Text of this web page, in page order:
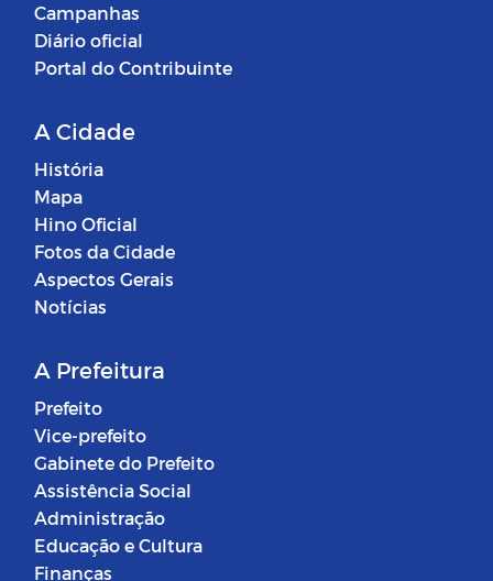
Campanhas
Diário oficial
Portal do Contribuinte
A Cidade
História
Mapa
Hino Oficial
Fotos da Cidade
Aspectos Gerais
Notícias
A Prefeitura
Prefeito
Vice-prefeito
Gabinete do Prefeito
Assistência Social
Administração
Educação e Cultura
Finanças